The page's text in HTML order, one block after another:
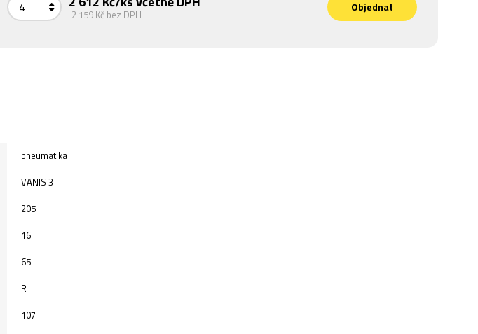
2 159 Kč bez DPH
Objednat
pneumatika
VANIS 3
205
16
65
R
107